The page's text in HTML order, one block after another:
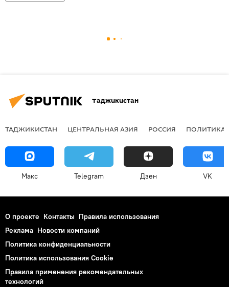
Таджикистан
ТАДЖИКИСТАН ЦЕНТРАЛЬНАЯ АЗИЯ РОССИЯ ПОЛИТИКА
Макс Telegram Дзен VK
О проекте Контакты Правила использования
Реклама Новости компаний
Политика конфиденциальности
Политика использования Cookie
Правила применения рекомендательных
технологий